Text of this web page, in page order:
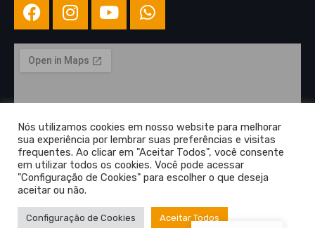
Nós utilizamos cookies em nosso website para melhorar
sua experiência por lembrar suas preferências e visitas
frequentes. Ao clicar em "Aceitar Todos", você consente
em utilizar todos os cookies. Você pode acessar
"Configuração de Cookies" para escolher o que deseja
aceitar ou não.
Configuração de Cookies Aceitar Todos